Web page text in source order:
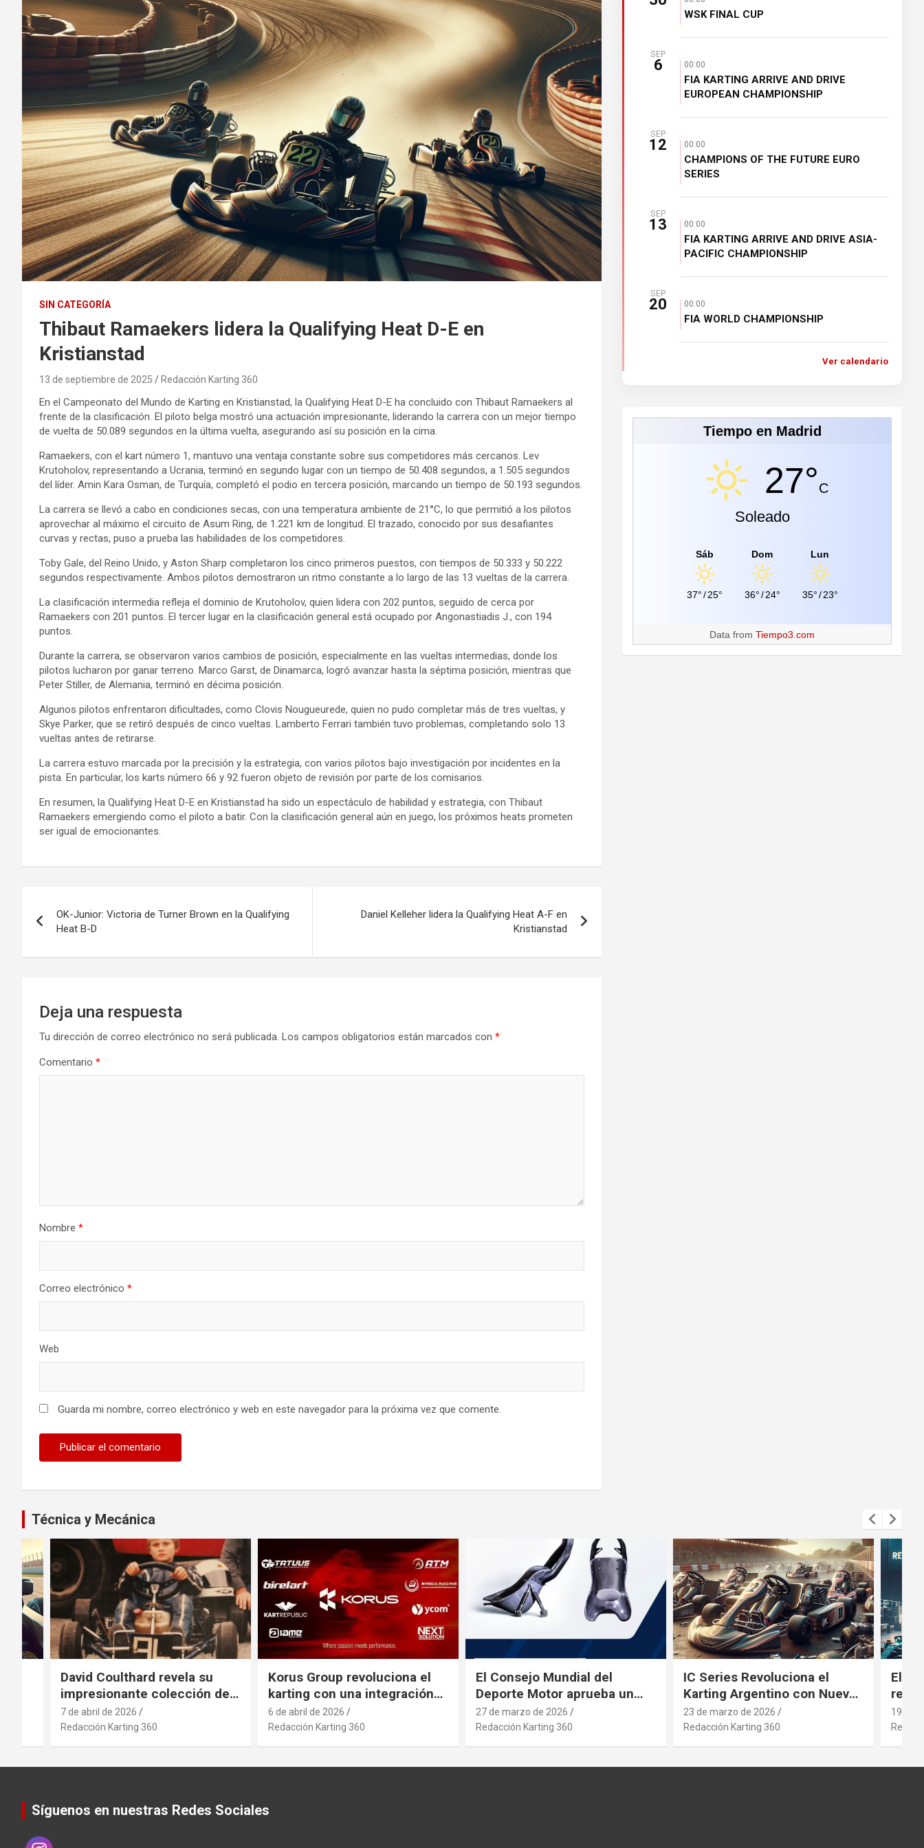
SIN CATEGORÍA
Thibaut Ramaekers lidera la Qualifying Heat D-E en
Kristianstad
13 de septiembre de 2025 Redacción Karting 360
En el Campeonato del Mundo de Karting en Kristianstad, la Qualifying Heat D-E ha concluido con Thibaut Ramaekers al
frente de la clasificación. El piloto belga mostró una actuación impresionante, liderando la carrera con un mejor tiempo
de vuelta de 50.089 segundos en la última vuelta, asegurando así su posición en la cima.
Ramaekers, con el kart número 1, mantuvo una ventaja constante sobre sus competidores más cercanos. Lev
Krutoholov, representando a Ucrania, terminó en segundo lugar con un tiempo de 50.408 segundos, a 1.505 segundos
del líder. Amin Kara Osman, de Turquía, completó el podio en tercera posición, marcando un tiempo de 50.193 segundos.
La carrera se llevó a cabo en condiciones secas, con una temperatura ambiente de 21°C, lo que permitió a los pilotos
aprovechar al máximo el circuito de Asum Ring, de 1.221 km de longitud. El trazado, conocido por sus desafiantes
curvas y rectas, puso a prueba las habilidades de los competidores.
Toby Gale, del Reino Unido, y Aston Sharp completaron los cinco primeros puestos, con tiempos de 50.333 y 50.222
segundos respectivamente. Ambos pilotos demostraron un ritmo constante a lo largo de las 13 vueltas de la carrera.
La clasificación intermedia refleja el dominio de Krutoholov, quien lidera con 202 puntos, seguido de cerca por
Ramaekers con 201 puntos. El tercer lugar en la clasificación general está ocupado por Angonastiadis J., con 194
puntos.
Durante la carrera, se observaron varios cambios de posición, especialmente en las vueltas intermedias, donde los
pilotos lucharon por ganar terreno. Marco Garst, de Dinamarca, logró avanzar hasta la séptima posición, mientras que
Peter Stiller, de Alemania, terminó en décima posición.
Algunos pilotos enfrentaron dificultades, como Clovis Nougueurede, quien no pudo completar más de tres vueltas, y
Skye Parker, que se retiró después de cinco vueltas. Lamberto Ferrari también tuvo problemas, completando solo 13
vueltas antes de retirarse.
La carrera estuvo marcada por la precisión y la estrategia, con varios pilotos bajo investigación por incidentes en la
pista. En particular, los karts número 66 y 92 fueron objeto de revisión por parte de los comisarios.
En resumen, la Qualifying Heat D-E en Kristianstad ha sido un espectáculo de habilidad y estrategia, con Thibaut
Ramaekers emergiendo como el piloto a batir. Con la clasificación general aún en juego, los próximos heats prometen
ser igual de emocionantes.
de
entradas
OK-Junior: Victoria de Turner Brown en la Qualifying
Heat B-D
Daniel Kelleher lidera la Qualifying Heat A-F en
Kristianstad
Deja una respuesta
Tu dirección de correo electrónico no será publicada. Los campos obligatorios están marcados con *
Comentario *
Nombre *
Correo electrónico *
Web
Guarda mi nombre, correo electrónico y web en este navegador para la próxima vez que comente.
WSK FINAL CUP
SEP
6 00:00
FIA KARTING ARRIVE AND DRIVE
EUROPEAN CHAMPIONSHIP
SEP
12 00:00
CHAMPIONS OF THE FUTURE EURO
SERIES
SEP
13 00:00
FIA KARTING ARRIVE AND DRIVE ASIA-
PACIFIC CHAMPIONSHIP
SEP
20 00:00
FIA WORLD CHAMPIONSHIP
Ver calendario
Tiempo en Madrid
27°C
Soleado
Sáb
37°/ 25°
Dom
36°/ 24°
Lun
35°/ 23°
Data fromTiempo3.com
Técnica y Mecánica
David Coulthard revela su
impresionante colección de
vehículos
7 de abril de 2026
Redacción Karting 360
Korus Group revoluciona el
karting con una integración
industrial estratégica que se
anticipa a posibles
movimietos que afecten al
6 de abril de 2026
Redacción Karting 360
El Consejo Mundial del
Deporte Motor aprueba un
nuevo asiento de karting
27 de marzo de 2026
Redacción Karting 360
IC Series Revoluciona el
Karting Argentino con Nuevos
Motores
23 de marzo de 2026
Redacción Karting 360
El
19 de
Síguenos en nuestras Redes Sociales